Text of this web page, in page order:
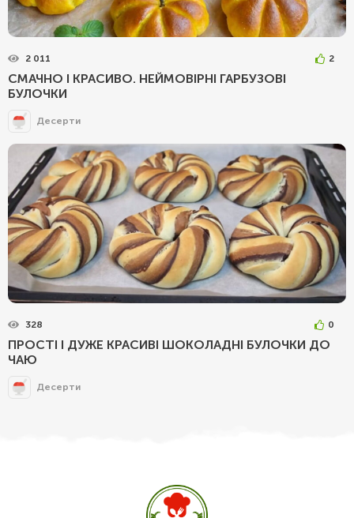
2 011 2
СМАЧНО І КРАСИВО. НЕЙМОВІРНІ ГАРБУЗОВІ
БУЛОЧКИ
Десерти
328 0
ПРОСТІ І ДУЖЕ КРАСИВІ ШОКОЛАДНІ БУЛОЧКИ ДО
ЧАЮ
Десерти